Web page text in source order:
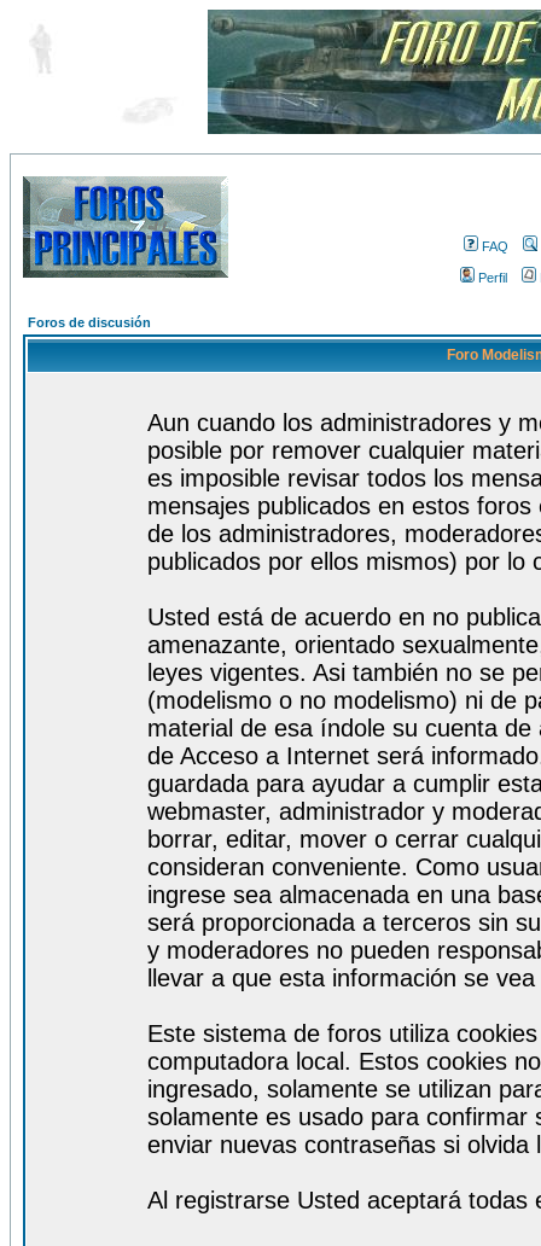
FAQ
Perfil
Foros de discusión
Foro
Aun cuando los administradores y
posible por remover cualquier
es imposible revisar todos los
mensajes publicados en estos
de los administradores,
publicados por ellos mismos) por lo
Usted está de acuerdo en no
amenazante, orientado
leyes vigentes. Asi también no se
(modelismo o no modelismo) ni de
material de esa índole su cuenta
de Acceso a Internet será
guardada para ayudar a cumplir
webmaster, administrador y
borrar, editar, mover o cerrar
consideran conveniente. Como
ingrese sea almacenada en una
será proporcionada a terceros sin
y moderadores no pueden
llevar a que esta información se
Este sistema de foros utiliza
computadora local. Estos cookies
ingresado, solamente se utilizan
solamente es usado para
enviar nuevas contraseñas si olvida
Al registrarse Usted aceptará todas